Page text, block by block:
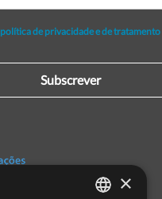
política de privacidade e de tratamento
Subscrever
×